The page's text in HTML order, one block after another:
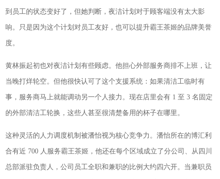
到员工的状态变好了，但她判断，夜洁计划对于顾客端没有太大影
响。只是因为这个计划对员工友好，也可以提升霸王茶姬的品牌美誉
度。
黄林振起初也对夜洁计划有些顾虑。他担心外部服务商排不上班，让
当晚打烊轮空。但他很快认可了这个支援系统：如果清洁工临时有
事，服务商马上就能调动另一个人接力。现在店里会有 1 至 3 名固定
的外部清洁工轮换，这些人甚至很清楚备用的杯子在哪里。
这种灵活的人力调度机制被潘怡视为核心竞争力。潘怡所在的博汇利
合有近 700 人服务霸王茶姬，他还在每个区域成立了分公司、从四川
总部派驻负责人，公司员工全职和兼职的比例大约四六开。当兼职员